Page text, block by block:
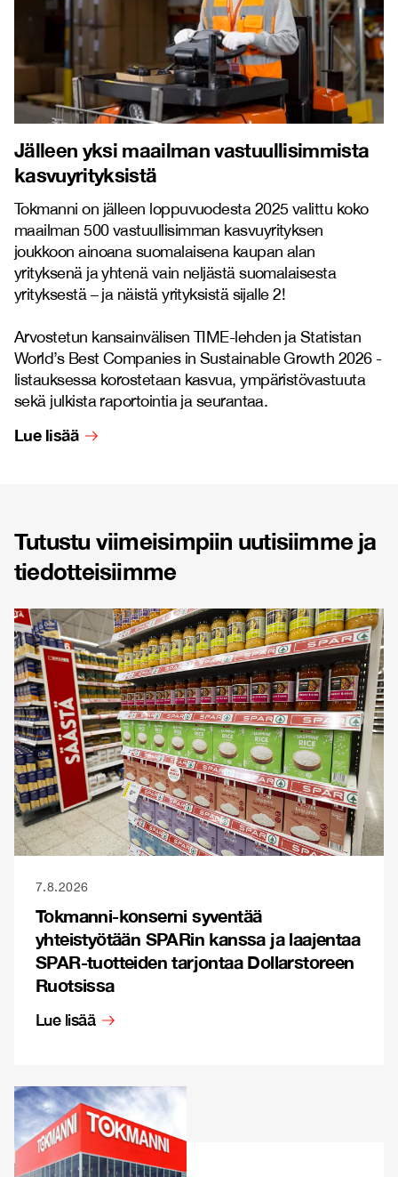
Jälleen yksi maailman vastuullisimmista
kasvuyrityksistä
Tokmanni on jälleen loppuvuodesta 2025 valittu koko
maailman 500 vastuullisimman kasvuyrityksen
joukkoon ainoana suomalaisena kaupan alan
yrityksenä ja yhtenä vain neljästä suomalaisesta
yrityksestä – ja näistä yrityksistä sijalle 2!
Arvostetun kansainvälisen TIME-lehden ja Statistan
World’s Best Companies in Sustainable Growth 2026 -
listauksessa korostetaan kasvua, ympäristövastuuta
sekä julkista raportointia ja seurantaa.
Lue lisää
Tutustu viimeisimpiin uutisiimme ja
tiedotteisiimme
7.8.2026
Tokmanni-konserni syventää
yhteistyötään SPARin kanssa ja laajentaa
SPAR-tuotteiden tarjontaa Dollarstoreen
Ruotsissa
Lue lisää